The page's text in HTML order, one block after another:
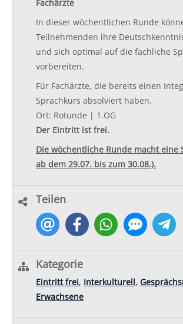
Fachärzte
In dieser wöchentlichen Runde
Teilnehmenden ihre
und sich optimal auf die fachliche
vorbereiten.
Für Fachärzte, die bereits einen
Sprachkurs absolviert haben.
Ort: Rotunde | 1.OG
Der Eintritt ist frei.
Die wöchentliche Runde macht eine
ab dem 29.07. bis zum 30.08.).
Teilen
Kategorie
Eintritt frei, Interkulturell,
Erwachsene